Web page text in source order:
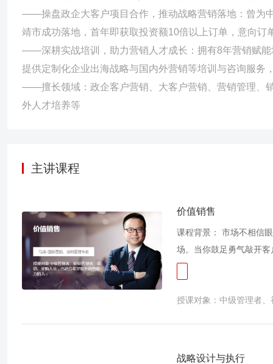
——操盘政企大客户项目合作，推动战略营销落地：曾为
靖市成功落地，首年即获取投资额10倍以上订单，意向
——深耕实战培训，助力营销人才成长：拥有8年营销赋
提供定制化企业出海战略与国内外营销等培训与咨询服务
——擅长领域：政企客户营销、大客户营销、营销管理、
外人才培养等
主讲课程
价值销售
课程背景： 市场不相信
场。当你鼓足勇气敲开
着美好愿望向客户宣传
对手！当客户跟踪到最
的研究，希望通过自己
授课对象：中级管理者
战略设计与执行